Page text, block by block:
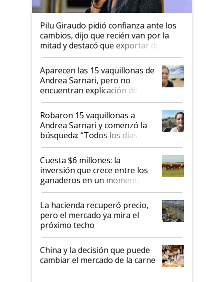
Pilu Giraudo pidió confianza ante los
cambios, dijo que recién van por la
mitad y destacó que exportar dejó de
ser "para unos pocos": "Tenemos un
mandato muy claro del gobierno
nacional"
Aparecen las 15 vaquillonas de
Andrea Sarnari, pero no
encuentran explicación de
cómo llegaron allí
Robaron 15 vaquillonas a
Andrea Sarnari y comenzó la
búsqueda: “Todos los días le
toca a algún productor”
Cuesta $6 millones: la
inversión que crece entre los
ganaderos en un momento
histórico para la actividad
La hacienda recuperó precio,
pero el mercado ya mira el
próximo techo
China y la decisión que puede
cambiar el mercado de la carne